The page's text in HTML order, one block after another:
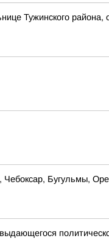
Тужинского
Бугульмы,